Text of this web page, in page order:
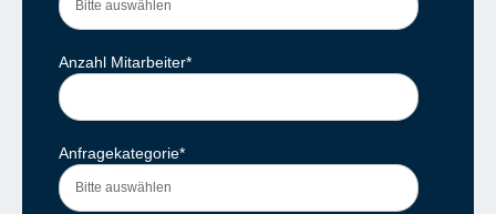
Anzahl Mitarbeiter*
Anfragekategorie*